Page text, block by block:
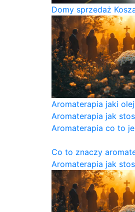
Domy sprzedaż
Aromaterapia jaki
Aromaterapia jak
Aromaterapia co to
Co to znaczy
Aromaterapia jak